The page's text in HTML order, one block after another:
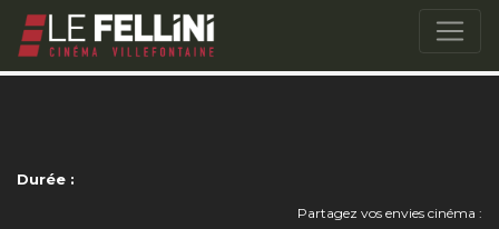
Durée :
Partagez vos envies cinéma :